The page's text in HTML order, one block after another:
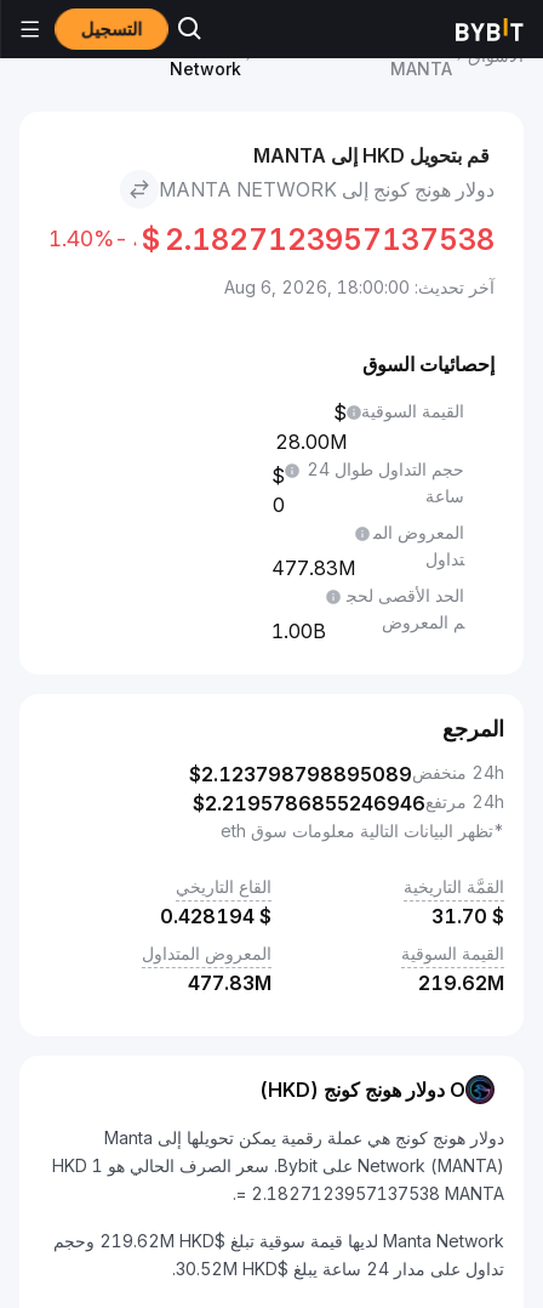
التسجيل
الأسواق
MANTA
دولار هونج كونج to Manta
Network
قم بتحويل HKD إلى MANTA
دولار هونج كونج إلى MANTA NETWORK
$ 2.1827123957137538
-1.40%
آخر تحديث: Aug 6, 2026, 18:00:00
إحصائيات السوق
القيمة السوقية
28.00M
حجم التداول طوال 24
ساعة
0
المعروض الم
تداول
477.83M
الحد الأقصى لحج
م المعروض
1.00B
المرجع
24h منخفض $2.123798798895089
24h مرتفع $2.2195786855246946
*تظهر البيانات التالية معلومات سوق eth
القمَّة التاريخية
$
31.70
القاع التاريخي
$
0.428194
القيمة السوقية
219.62M
المعروض المتداول
477.83M
O دولار هونج كونج (HKD)
دولار هونج كونج هي عملة رقمية يمكن تحويلها إلى Manta
Network (MANTA) على Bybit. سعر الصرف الحالي هو 1 HKD
= 2.1827123957137538 MANTA.
Manta Network لديها قيمة سوقية تبلغ $219.62M HKD وحجم
تداول على مدار 24 ساعة يبلغ $30.52M HKD.